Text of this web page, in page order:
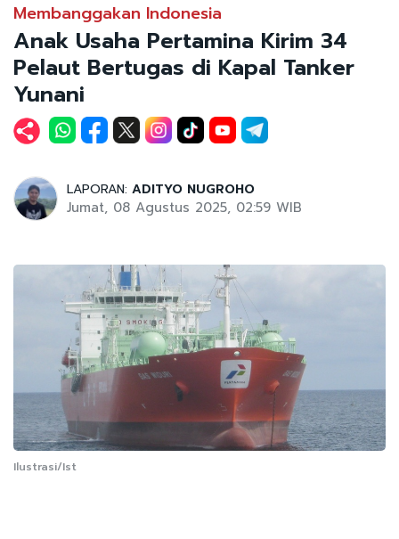
Membanggakan Indonesia
Anak Usaha Pertamina Kirim 34
Pelaut Bertugas di Kapal Tanker
Yunani
LAPORAN: ADITYO NUGROHO
Jumat, 08 Agustus 2025, 02:59 WIB
Ilustrasi/Ist